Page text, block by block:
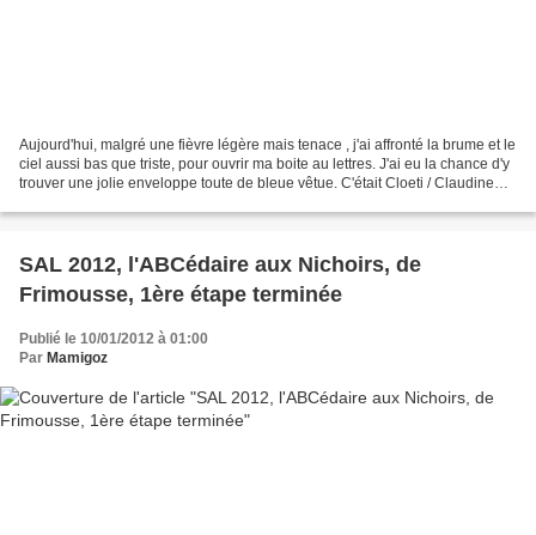
Aujourd'hui, malgré une fièvre légère mais tenace , j'ai affronté la brume et le
ciel aussi bas que triste, pour ouvrir ma boite au lettres. J'ai eu la chance d'y
trouver une jolie enveloppe toute de bleue vêtue. C'était Cloeti / Claudine
SAL 2012, l'ABCédaire aux Nichoirs, de
Frimousse, 1ère étape terminée
Publié le 10/01/2012 à 01:00
Par Mamigoz